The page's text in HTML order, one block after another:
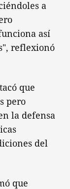
a
así
reflexionó
que
pero
la defensa
del
que